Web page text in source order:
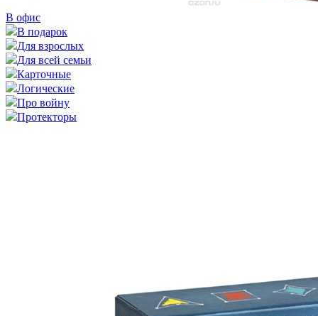
В офис
В подарок
Для взрослых
Для всей семьи
Карточные
Логические
Про войну
Протекторы